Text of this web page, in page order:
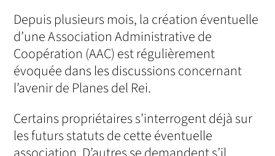
Depuis plusieurs mois, la création éventuelle
d’une Association Administrative de
Coopération (AAC) est régulièrement
évoquée dans les discussions concernant
l’avenir de Planes del Rei.
Certains propriétaires s’interrogent déjà sur
les futurs statuts de cette éventuelle